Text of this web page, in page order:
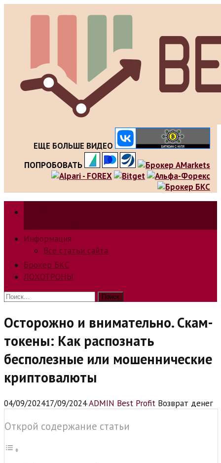
ЕЩЕ БОЛЬШЕ ВИДЕО
ПОПРОБОВАТЬ
Информация
Все статьи сайта
Брокер БКС
ЛОХОТРОНЫ
Найти:
Осторожно и внимательно. Скам-
токены: Как распознать
бесполезные или мошеннические
криптовалюты
04/09/202417/09/2024ADMIN Best Profit Возврат денег
Открой содержание статьи